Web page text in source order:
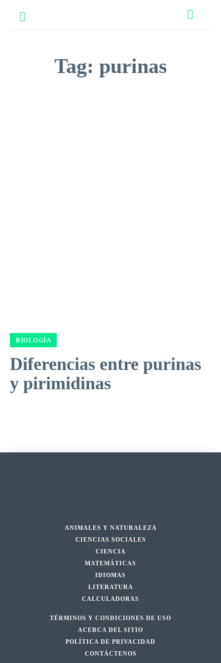
Tag: purinas
BIOLOGÍA
Diferencias entre purinas
y pirimidinas
ANIMALES Y NATURALEZA
CIENCIAS SOCIALES
CIENCIA
MATEMÁTICAS
IDIOMAS
LITERATURA
CALCULADORAS
TÉRMINOS Y CONDICIONES DE USO
ACERCA DEL SITIO
POLÍTICA DE PRIVACIDAD
CONTÁCTENOS